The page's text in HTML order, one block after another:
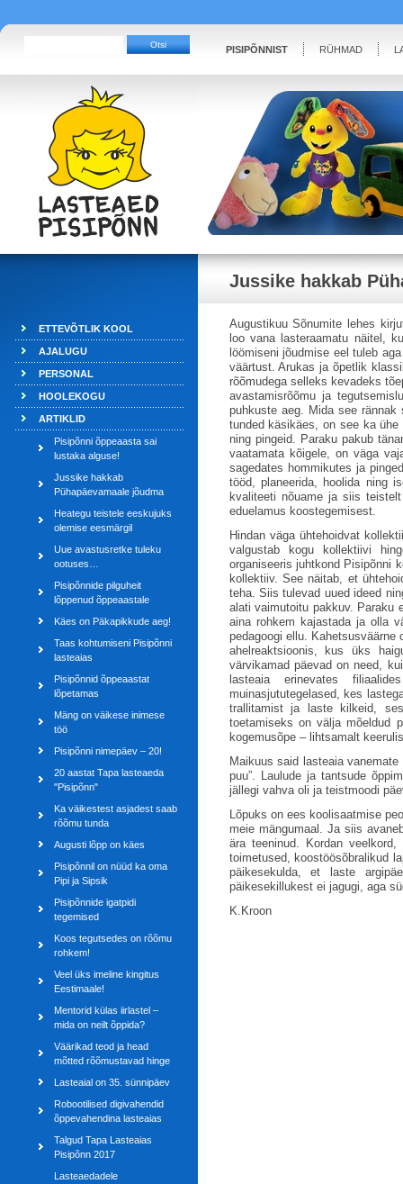
PISIPÕNNIST RÜHMAD
ETTEVÕTLIK KOOL
AJALUGU
PERSONAL
HOOLEKOGU
ARTIKLID
Pisipõnni õppeaasta sai
lustaka alguse!
Jussike hakkab
Pühapäevamaale jõudma
Heategu teistele eeskujuks
olemise eesmärgil
Uue avastusretke tuleku
ootuses…
Pisipõnnide pilguheit
lõppenud õppeaastale
Käes on Päkapikkude aeg!
Taas kohtumiseni Pisipõnni
lasteaias
Pisipõnnid õppeaastat
lõpetamas
Mäng on väikese inimese
töö
Pisipõnni nimepäev – 20!
20 aastat Tapa lasteaeda
"Pisipõnn"
Ka väikestest asjadest saab
rõõmu tunda
Augusti lõpp on käes
Pisipõnnil on nüüd ka oma
Pipi ja Sipsik
Pisipõnnide igatpidi
tegemised
Koos tegutsedes on rõõmu
rohkem!
Veel üks imeline kingitus
Eestimaale!
Mentorid külas iirlastel –
mida on neilt õppida?
Väärikad teod ja head
mõtted rõõmustavad hinge
Lasteaial on 35. sünnipäev
Robootilised digivahendid
õppevahendina lasteaias
Talgud Tapa Lasteaias
Pisipõnn 2017
Lasteaedadele
Jussike hakkab
Augustikuu Sõnumite lehes
loo vana lasteraamatu näitel,
löömiseni jõudmise eel tuleb
väärtust. Arukas ja õpetlik
rõõmudega selleks kevadeks
avastamisrõõmu ja
puhkuste aeg. Mida see
tunded käsikäes, on see ka
ning pingeid. Paraku pakub
vaatamata kõigele, on väga
sagedates hommikutes ja
tööd, planeerida, hoolida ning
kvaliteeti nõuame ja siis
eduelamus koostegemisest.
Hindan väga ühtehoidvat
valgustab kogu kollektiivi
organiseeris juhtkond Pisipõnni
kollektiiv. See näitab, et
teha. Siis tulevad uued ideed
alati vaimutoitu pakkuv. Paraku
aina rohkem kajastada ja olla
pedagoogi ellu.
ahelreaktsioonis, kus üks
värvikamad päevad on need,
lasteaia erinevates
muinasjututegelased, kes
trallitamist ja laste kilkeid,
toetamiseks on välja mõeldud
kogemusõpe – lihtsamalt
Maikuus said lasteaia
puu”. Laulude ja tantsude
jällegi vahva oli ja teistmoodi
Lõpuks on ees koolisaatmise
meie mängumaal. Ja siis
ära teeninud. Kordan
toimetused, koostöösõbralikud
päikesekulda, et laste
päikesekillukest ei jagugi, aga
K.Kroon